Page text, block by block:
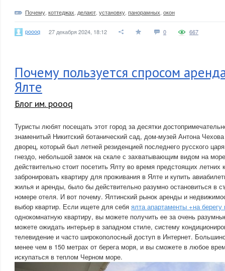
Почему коттеджах делают установку панорамных окон
poooq 27 декабря 2024, 18:12 0 667
Почему пользуется спросом
Ялте
Блог им. poooq
Туристы любят посещать этот город за десятки
знаменитый Никитский ботанический сад, дом-музей Антона
дворец, который был летней резиденцией последнего русского
гнездо, небольшой замок на скале с захватывающим видом на
действительно стоит посетить Ялту во время предстоящих летних
забронировать квартиру для проживания в Ялте и купить
жилья и аренды, было бы действительно разумно остановиться в
номере отеля. И вот почему. Ялтинский рынок аренды и
выбор квартир. Если ищете для себя ялта апартаменты +на берегу
однокомнатную квартиру, вы можете получить ее за очень
можете ожидать интерьер в западном стиле, систему
телевидение и часто широкополосный доступ в Интернет.
менее чем в 150 метрах от берега моря, и вы сможете в любое
искупаться в теплом Черном море.